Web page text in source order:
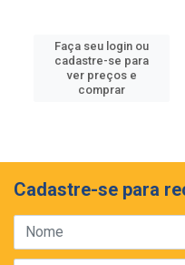
Faça seu login ou
cadastre-se para
ver preços e
comprar
Cadastre-se para